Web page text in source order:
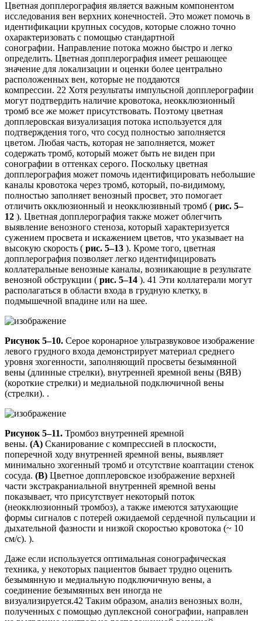
Цветная допплерография является важным компонентом
исследования вен верхних конечностей. Это может помочь в
идентификации крупных сосудов, которые сложно точно
охарактеризовать с помощью стандартной
сонографии. Направление потока можно быстро и легко
определить. Цветная допплерография имеет решающее
значение для локализации и оценки более центрально
расположенных вен, которые не поддаются
компрессии. 22 Хотя результаты импульсной допплерографии
могут подтвердить наличие кровотока, неокклюзионный
тромб все же может присутствовать. Поэтому цветная
допплеровская визуализация потока используется для
подтверждения того, что сосуд полностью заполняется
цветом. Любая часть, которая не заполняется, может
содержать тромб, который может быть не виден при
сонографии в оттенках серого. Поскольку цветная
допплерография может помочь идентифицировать небольшие
каналы кровотока через тромб, который, по-видимому,
полностью заполняет венозный просвет, это помогает
отличить окклюзионный и неокклюзивный тромб ( рис. 5–
12 ). Цветная допплерография также может облегчить
выявление венозного стеноза, который характеризуется
сужением просвета и искажением цветов, что указывает на
высокую скорость ( рис. 5–13 ). Кроме того, цветная
допплерография позволяет легко идентифицировать
коллатеральные венозные каналы, возникающие в результате
венозной обструкции ( рис. 5–14 ). 41 Эти коллатерали могут
располагаться в области входа в грудную клетку, в
подмышечной впадине или на шее.
Рисунок 5–10. Серое коронарное ультразвуковое изображение
левого грудного входа демонстрирует материал среднего
уровня эхогенности, заполняющий просветы безымянной
вены (длинные стрелки), внутренней яремной вены (ВЯВ)
(короткие стрелки) и медиальной подключичной вены
(стрелки). .
Рисунок 5–11. Тромбоз внутренней яремной
вены. (А) Сканирование с компрессией в плоскости,
поперечной ходу внутренней яремной вены, выявляет
минимально эхогенный тромб и отсутствие коаптации стенок
сосуда. (B) Цветное допплеровское изображение верхней
части экстракраниальной внутренней яремной вены
показывает, что присутствует некоторый поток
(неокклюзионный тромбоз), а также имеются затухающие
формы сигналов с потерей ожидаемой сердечной пульсации и
дыхательной фазности и низкой скоростью кровотока (~ 10
см/с). ).
Даже если используется оптимальная сонографическая
техника, у некоторых пациентов бывает трудно оценить
безымянную и медиальную подключичную вены, а
соединение безымянных вен иногда не
визуализируется.42 Таким образом, анализ венозных волн,
полученных с помощью дуплексной сонографии, направлен